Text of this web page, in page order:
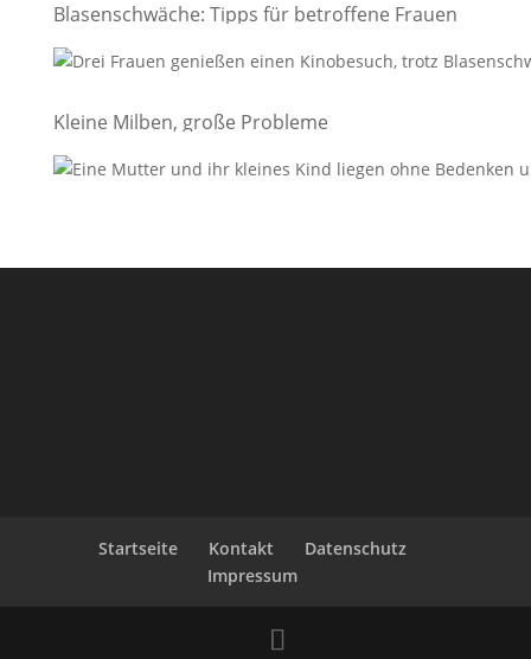
Blasenschwäche: Tipps für betroffene Frauen
Kleine Milben, große Probleme
Startseite Kontakt
Datenschutz
Impressum